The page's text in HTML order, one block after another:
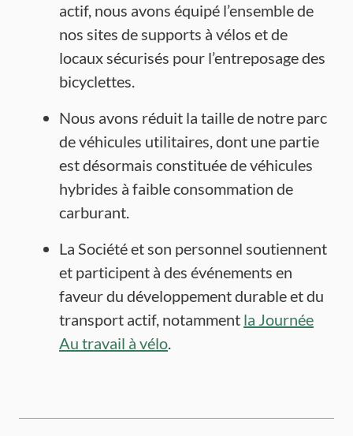
actif, nous avons équipé l’ensemble de
nos sites de supports à vélos et de
locaux sécurisés pour l’entreposage des
bicyclettes.
Nous avons réduit la taille de notre parc
de véhicules utilitaires, dont une partie
est désormais constituée de véhicules
hybrides à faible consommation de
carburant.
La Société et son personnel soutiennent
et participent à des événements en
faveur du développement durable et du
transport actif, notamment la Journée
Au travail à vélo.